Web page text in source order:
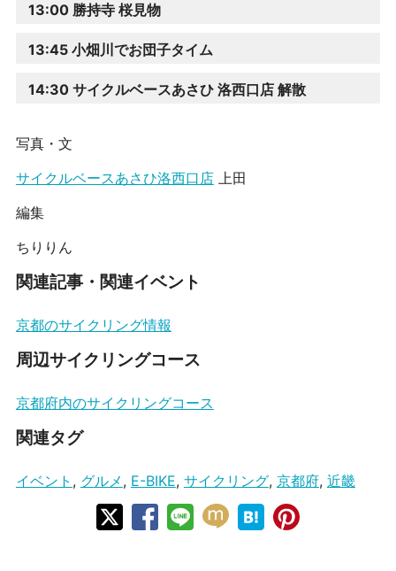
13:00 勝持寺 桜見物
13:45 小畑川でお団子タイム
14:30 サイクルベースあさひ 洛西口店 解散
写真・文
サイクルベースあさひ洛西口店上田
編集
ちりりん
関連記事・関連イベント
京都のサイクリング情報
周辺サイクリングコース
京都府内のサイクリングコース
関連タグ
イベント , グルメ , E-BIKE, サイクリング, 京都府, 近畿